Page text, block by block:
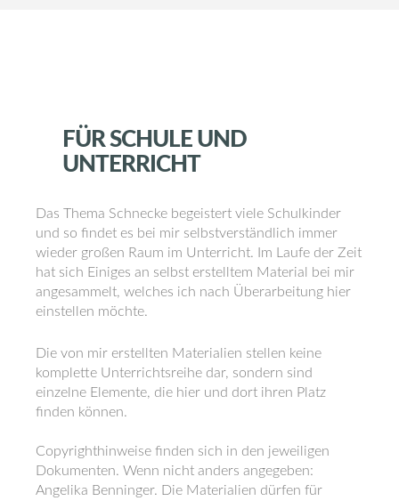
FÜRSCHULE UND
UNTERRICHT
Das Thema Schnecke begeistert viele Schulkinder
und so findet es bei mir selbstverständlich immer
wieder großen Raum im Unterricht. Im Laufe der Zeit
hat sich Einiges an selbst erstelltem Material bei mir
angesammelt, welches ich nach Überarbeitung hier
einstellen möchte.
Die von mir erstellten Materialien stellen keine
komplette Unterrichtsreihe dar, sondern sind
einzelne Elemente, die hier und dort ihren Platz
finden können.
Copyrighthinweise finden sich in den jeweiligen
Dokumenten. Wenn nicht anders angegeben:
Angelika Benninger. Die Materialien dürfen für